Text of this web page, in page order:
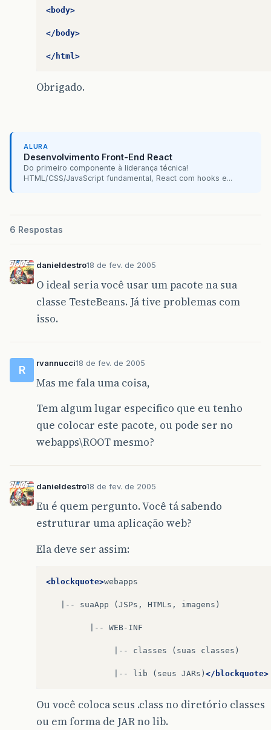
<body>
</body>
</html>
Obrigado.
ALURA
Desenvolvimento Front-End React
Do primeiro componente à liderança técnica!
HTML/CSS/JavaScript fundamental, React com hooks e...
6 Respostas
danieldestro18 de fev. de 2005
O ideal seria você usar um pacote na sua
classe TesteBeans. Já tive problemas com
isso.
R
rvannucci18 de fev. de 2005
Mas me fala uma coisa,
Tem algum lugar especifico que eu tenho
que colocar este pacote, ou pode ser no
webapps\ROOT mesmo?
danieldestro18 de fev. de 2005
Eu é quem pergunto. Você tá sabendo
estruturar uma aplicação web?
Ela deve ser assim:
<blockquote>webapps
|-- suaApp (JSPs, HTMLs, imagens)
|-- WEB-INF
|-- classes (suas classes)
|-- lib (seus JARs) </blockquote>
Ou você coloca seus .class no diretório classes
ou em forma de JAR no lib.